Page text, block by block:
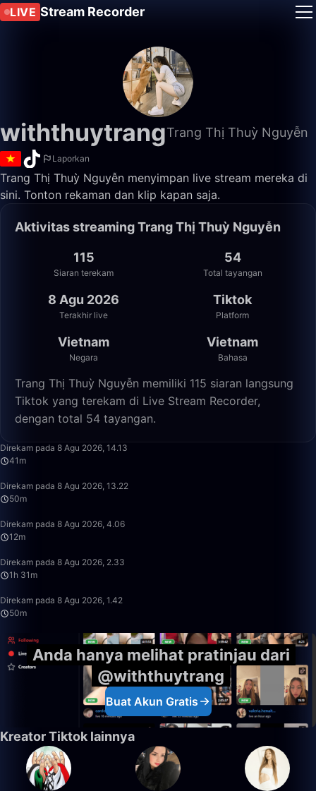
LIVE Stream Recorder
withthuytrangTrang Thị Thuỳ Nguyễn
Laporkan
Trang Thị Thuỳ Nguyễn menyimpan live stream mereka di
sini. Tonton rekaman dan klip kapan saja.
Aktivitas streaming Trang Thị Thuỳ Nguyễn
115
Siaran terekam
54
Total tayangan
8 Agu 2026
Terakhir live
Tiktok
Platform
Vietnam
Negara
Vietnam
Bahasa
Trang Thị Thuỳ Nguyễn memiliki 115 siaran langsung
Tiktok yang terekam di Live Stream Recorder,
dengan total 54 tayangan.
Direkam pada 8 Agu 2026, 14.13
41m
Direkam pada 8 Agu 2026, 13.22
50m
Direkam pada 8 Agu 2026, 4.06
12m
Direkam pada 8 Agu 2026, 2.33
1h 31m
Direkam pada 8 Agu 2026, 1.42
50m
Anda hanya melihat pratinjau dari
@withthuytrang
Buat Akun Gratis
Kreator Tiktok lainnya